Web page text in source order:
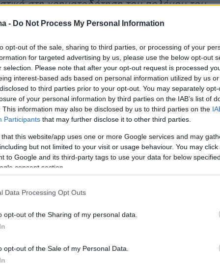
- Do Not Process My Personal Information
opt-out of the sale, sharing to third parties, or processing of your
for targeted advertising by us, please use the below opt-out
selection. Please note that after your opt-out request is processed
interest-based ads based on personal information utilized by us
to third parties prior to your opt-out. You may separately
of your personal information by third parties on the IAB’s list of
This information may also be disclosed by us to third parties on the
Participants that may further disclose it to other third parties.
that this website/app uses one or more Google services and may
but not limited to your visit or usage behaviour. You may
to Google and its third-party tags to use your data for below
consent section.
Data Processing Opt Outs
opt-out of the Sharing of my personal data.
opt-out of the Sale of my Personal Data.
στη χρηματοδότηση του πολέμου του
Πρόκειται για την πρώτη επιχείρηση
ξεκάθαρο μήνυμα: δεν υπάρχει πουθενά να
από το ρεσάλτο στο ρωσικό
was secretly helping to bankroll Putin's war in
is nowhere to hide.
of Defence 🇬🇧 (@DefenceHQ)